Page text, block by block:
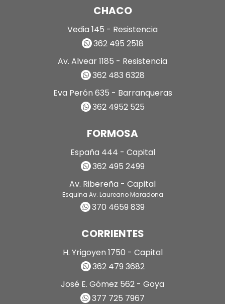
CHACO
Vedia 145 - Resistencia
362 495 2518
Av. Alvear 1185 - Resistencia
362 483 6328
Eva Perón 635 - Barranqueras
362 4952 525
FORMOSA
España 444 - Capital
362 495 2499
Av. Ribereña - Capital
Esquina Av. Laureano Maradona
370 4659 839
CORRIENTES
H. Yrigoyen 1750 - Capital
362 479 3682
José E. Gómez 562 - Goya
377 725 7967